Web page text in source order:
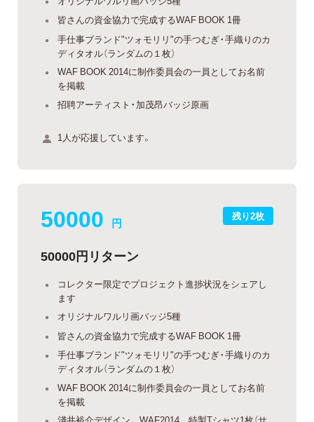
皆さんの資金協力で完成するWAF BOOK 1冊
手仕事ブランド"ツォモリリ"の手つむぎ・手織りのカ
ディタオル（ランダムの１枚）
WAF BOOK 2014に制作委員会の一員としてお名前
を掲載
招聘アーティスト・加茂昂バッジ原画
1人が応援しています。
残り2枚
50000 円
50000円リターン
コレクター限定でプロジェクト進捗状況をシェアし
ます
オリジナルワルリ画バッジ5種
皆さんの資金協力で完成するWAF BOOK 1冊
手仕事ブランド"ツォモリリ"の手つむぎ・手織りのカ
ディタオル（ランダムの１枚）
WAF BOOK 2014に制作委員会の一員としてお名前
を掲載